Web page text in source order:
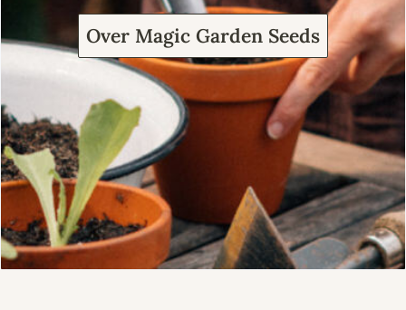
Over Magic Garden Seeds